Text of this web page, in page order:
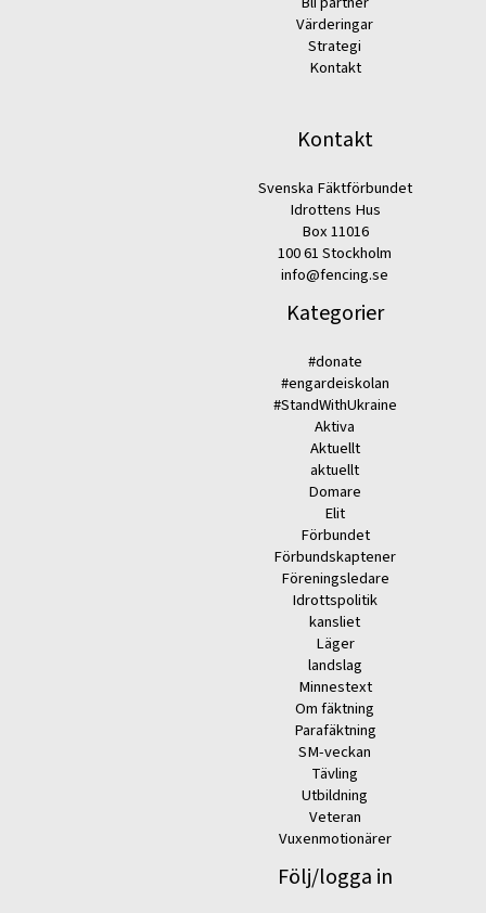
Värderingar
Strategi
Kontakt
Kontakt
Svenska Fäktförbundet
Idrottens Hus
Box 11016
100 61 Stockholm
info@fencing.se
Kategorier
#donate
#engardeiskolan
#StandWithUkraine
Aktiva
Aktuellt
aktuellt
Domare
Elit
Förbundet
Förbundskaptener
Föreningsledare
Idrottspolitik
kansliet
Läger
landslag
Minnestext
Om fäktning
Parafäktning
SM-veckan
Tävling
Utbildning
Veteran
Vuxenmotionärer
Följ/logga in